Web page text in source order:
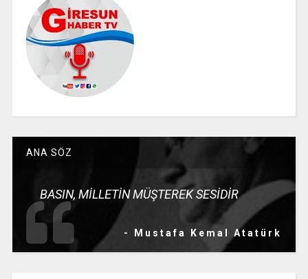
ANA SÖZ
BASIN, MİLLETİN MÜŞTEREK SESİDİR
- Mustafa Kemal Atatürk